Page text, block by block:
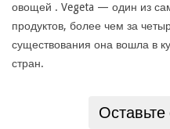
овощей . Vegeta — один из
продуктов, более чем за
существования она вошла в
стран.